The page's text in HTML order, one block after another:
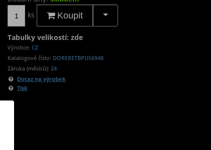
ks
Koupit
Tabulky velikostí: zde
Výrobce: CZ
Katalogové číslo: DORERETBPUS6948
Záruka (měsíců): 24
Dotaz na výrobek
Tisk